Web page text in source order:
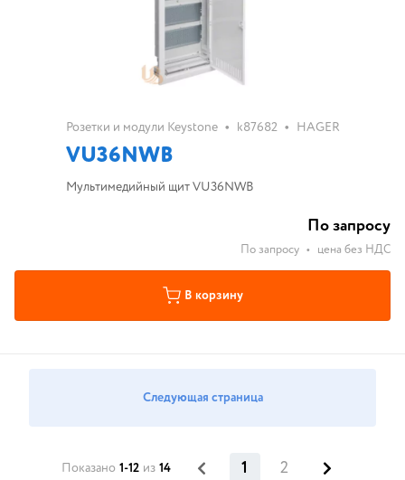
Розетки и модули Keystone • k87682 • HAGER
VU36NWB
Мультимедийный щит VU36NWB
По запросу
По запросу • цена без НДС
В корзину
Следующая страница
Показано 1-12 из 14 1 2